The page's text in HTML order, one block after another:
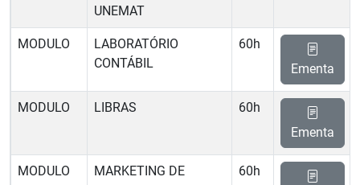
UNEMAT
MODULO
LABORATÓRIO
CONTÁBIL
60h
Ementa
MODULO LIBRAS
60h
Ementa
MODULO
MARKETING DE
60h